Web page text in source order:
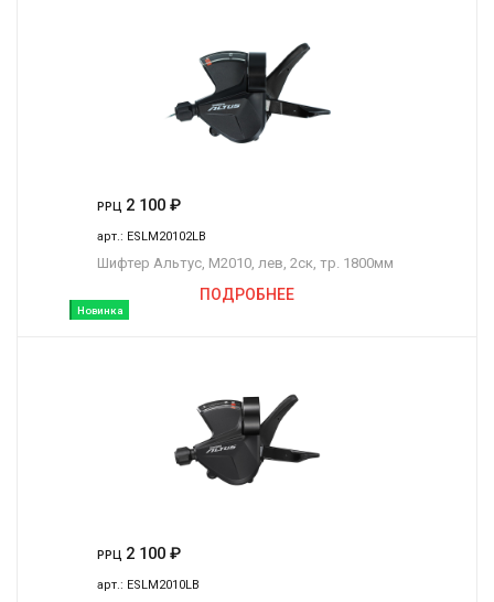
Новинка
РРЦ 2 100 ₽
арт.: ESLM20102LB
Шифтер Альтус, M2010, лев, 2ск, тр. 1800мм
ПОДРОБНЕЕ
РРЦ 2 100 ₽
арт.: ESLM2010LB